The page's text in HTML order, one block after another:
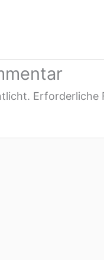
Erforderliche